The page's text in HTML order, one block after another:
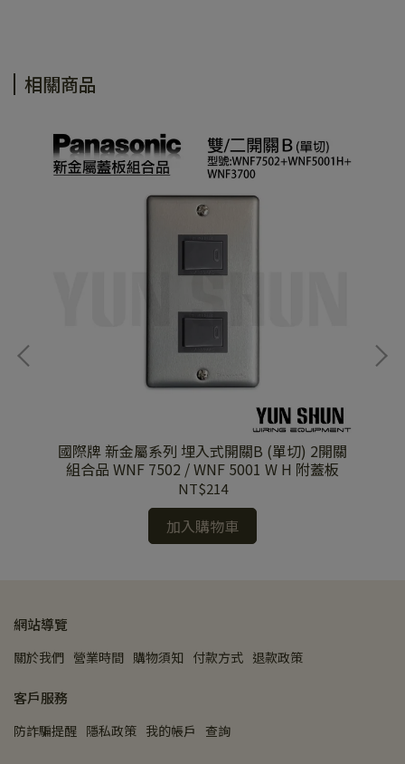
相關商品
國際牌 新金屬系列 埋入式開關B (單切) 2開關
組合品 WNF 7502 / WNF 5001 W H 附蓋板
NT$214
加入購物車
網站導覽
關於我們 營業時間 購物須知 付款方式 退款政策
客戶服務
防詐騙提醒 隱私政策 我的帳戶 查詢